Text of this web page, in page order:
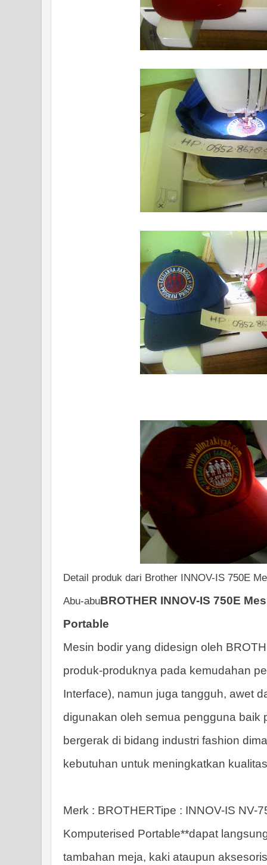
Detail produk dari Brother INNOV-IS 750E
Abu-abuBROTHER INNOV-IS 750E
Portable
Mesin bodir yang didesign oleh
produk-produknya pada kemudahan
Interface), namun juga tangguh, awet
digunakan oleh semua pengguna baik
bergerak di bidang industri fashion
kebutuhan untuk meningkatkan
Merk : BROTHERTipe : INNOV-IS NV-
Komputerised Portable**dapat
tambahan meja, kaki ataupun